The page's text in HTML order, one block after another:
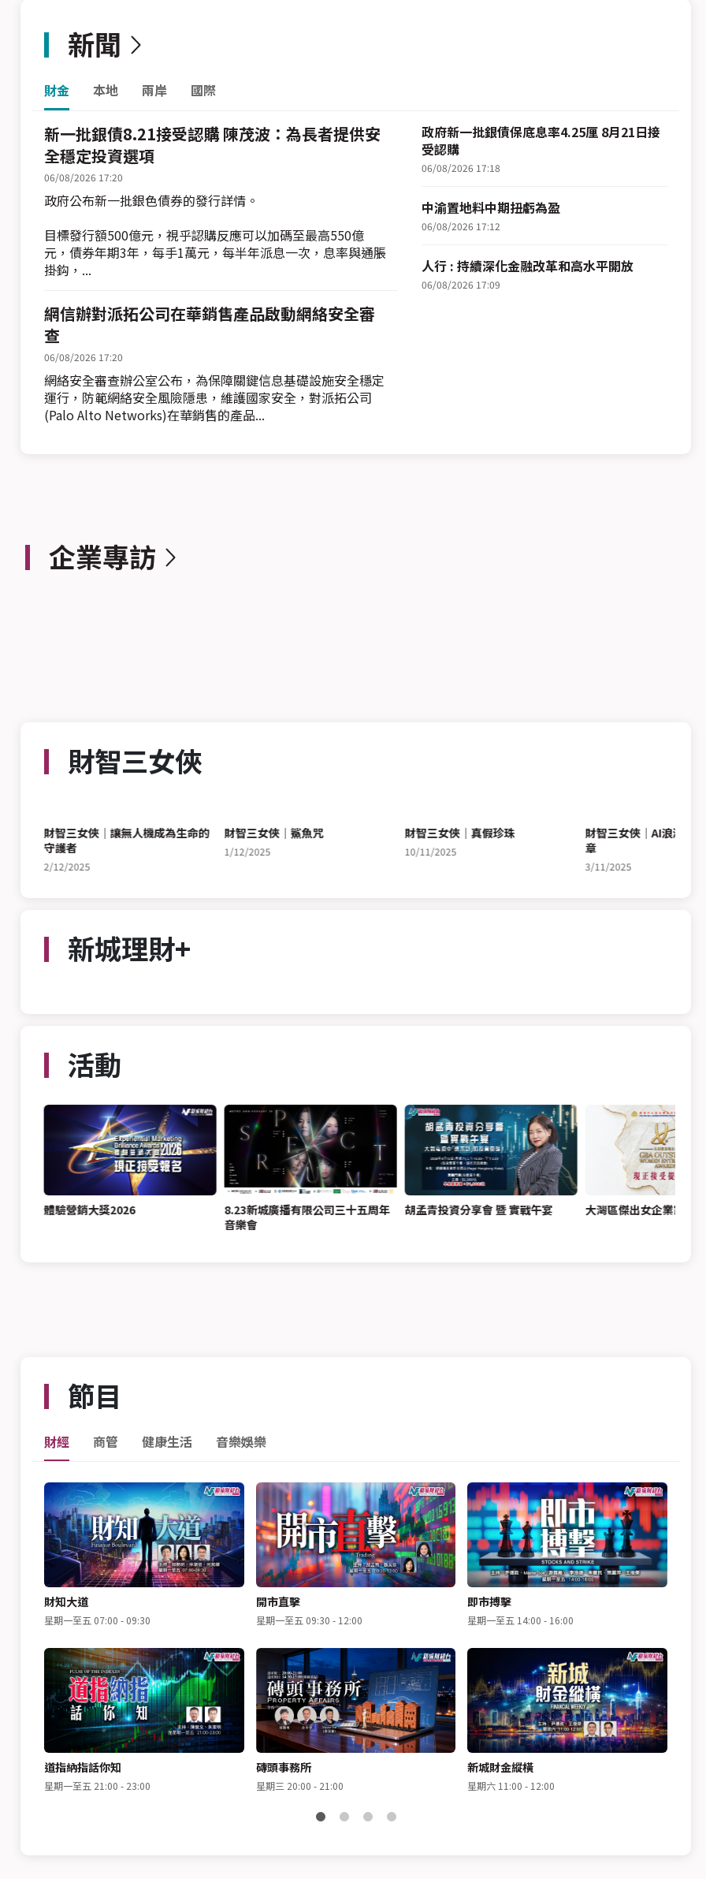
新聞
財金 本地 兩岸 國際
新一批銀債8.21接受認購 陳茂波：為長者提供安
全穩定投資選項
06/08/2026 17:20
政府公布新一批銀色債券的發行詳情。
目標發行額500億元，視乎認購反應可以加碼至最高550億
元，債券年期3年，每手1萬元，每半年派息一次，息率與通脹
掛鈎，...
網信辦對派拓公司在華銷售產品啟動網絡安全審
查
06/08/2026 17:20
網絡安全審查辦公室公布，為保障關鍵信息基礎設施安全穩定
運行，防範網絡安全風險隱患，維護國家安全，對派拓公司
(Palo Alto Networks)在華銷售的產品...
政府新一批銀債保底息率4.25厘 8月21日接
受認購
06/08/2026 17:18
中渝置地料中期扭虧為盈
06/08/2026 17:12
人行 : 持續深化金融改革和高水平開放
06/08/2026 17:09
企業專訪
財智三女俠
財智三女俠｜讓無人機成為生命的
守護者
2/12/2025
財智三女俠｜鯊魚咒
1/12/2025
財智三女俠｜真假珍珠
10/11/2025
財智三女俠｜AI浪潮下
章
3/11/2025
新城理財+
活動
體驗營銷大獎2026
8.23新城廣播有限公司三十五周年
音樂會
胡孟青投資分享會 暨 實戰午宴 大灣區傑出女企業家獎
節目
財經 商管 健康生活 音樂娛樂
財知大道
星期一至五 07:00 - 09:30
開市直擊
星期一至五 09:30 - 12:00
即市搏擊
星期一至五 14:00 - 16:00
道指納指話你知
星期一至五 21:00 - 23:00
磚頭事務所
星期三 20:00 - 21:00
新城財金縱橫
星期六 11:00 - 12:00